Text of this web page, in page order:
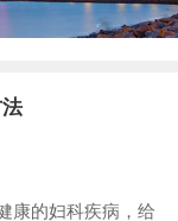
康的妇科疾病，给